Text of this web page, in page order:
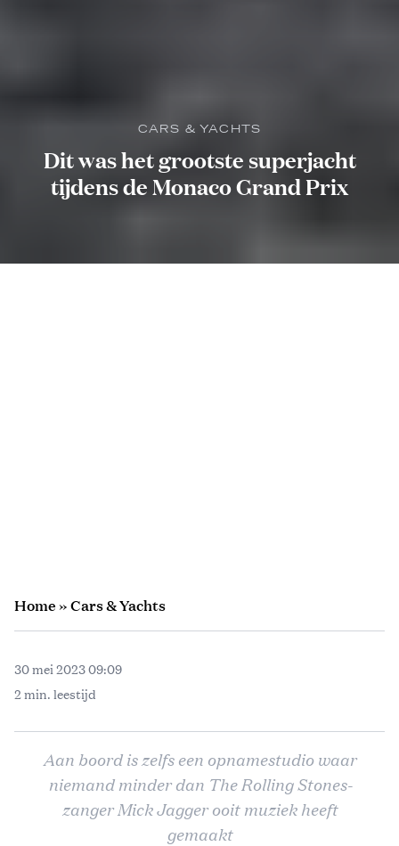
CARS & YACHTS
Dit was het grootste superjacht
tijdens de Monaco Grand Prix
Home»Cars & Yachts
30 mei 2023 09:09
2 min. leestijd
Aan boord is zelfs een opnamestudio waar
niemand minder dan The Rolling Stones-
zanger Mick Jagger ooit muziek heeft
gemaakt